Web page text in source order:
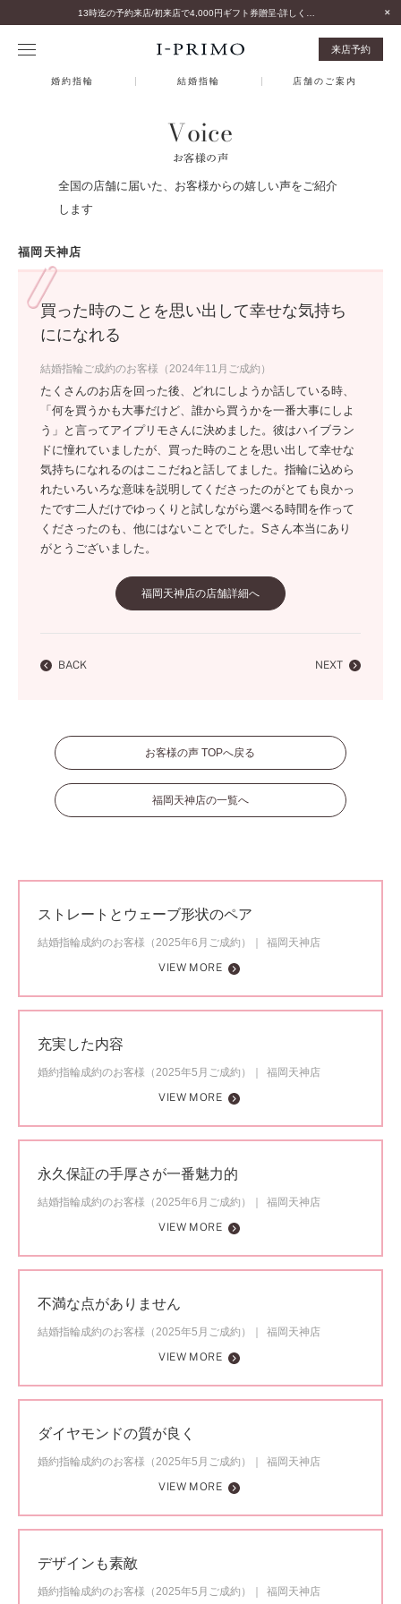
来店予約
婚約指輪 結婚指輪 店舗のご案内
Voice
お客様の声
全国の店舗に届いた、お客様からの嬉しい声をご紹介
します
福岡天神店
買った時のことを思い出して幸せな気持ち
にになれる
結婚指輪ご成約のお客様（2024年11月ご成約）
たくさんのお店を回った後、どれにしようか話している時、
「何を買うかも大事だけど、誰から買うかを一番大事にしよ
う」と言ってアイプリモさんに決めました。彼はハイブラン
ドに憧れていましたが、買った時のことを思い出して幸せな
気持ちになれるのはここだねと話してました。指輪に込めら
れたいろいろな意味を説明してくださったのがとても良かっ
たです二人だけでゆっくりと試しながら選べる時間を作って
くださったのも、他にはないことでした。Sさん本当にあり
がとうございました。
福岡天神店の店舗詳細へ
BACK NEXT
お客様の声 TOPへ戻る
福岡天神店の一覧へ
ストレートとウェーブ形状のペア
結婚指輪成約のお客様（2025年6月ご成約）
福岡天神店
VIEW MORE
充実した内容
婚約指輪成約のお客様（2025年5月ご成約）
福岡天神店
VIEW MORE
永久保証の手厚さが一番魅力的
結婚指輪成約のお客様（2025年6月ご成約）
福岡天神店
VIEW MORE
不満な点がありません
結婚指輪成約のお客様（2025年5月ご成約）
福岡天神店
VIEW MORE
ダイヤモンドの質が良く
婚約指輪成約のお客様（2025年5月ご成約）
福岡天神店
VIEW MORE
デザインも素敵
婚約指輪成約のお客様（2025年5月ご成約） 福岡天神店